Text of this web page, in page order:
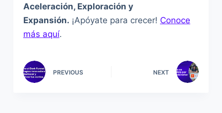
Aceleración, Exploración y
Expansión. ¡Apóyate para crecer! Conoce
más aquí.
PREVIOUS NEXT